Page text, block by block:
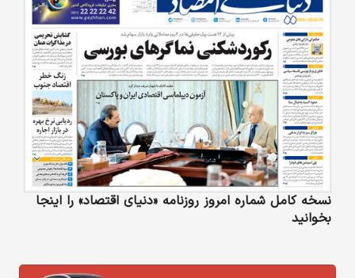
نسخه کامل شماره امروز روزنامه «دنیای‌ اقتصاد» را اینجا
بخوانید